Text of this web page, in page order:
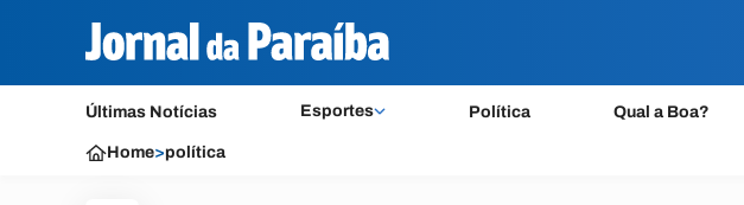
Últimas Notícias Esportes Política Qual a Boa?
Home>política